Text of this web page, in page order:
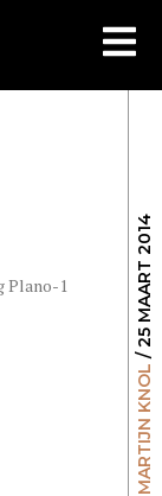
MARTIJN KNOL
/ 25 MAART 2014